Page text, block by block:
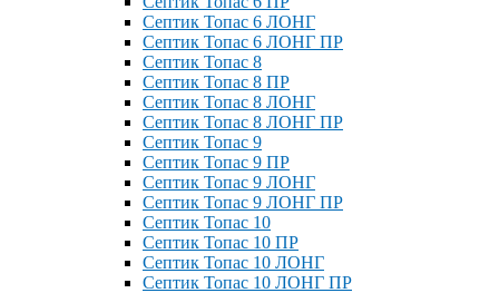
Септик Топас 6 ЛОНГ
Септик Топас 6 ЛОНГ ПР
Септик Топас 8
Септик Топас 8 ПР
Септик Топас 8 ЛОНГ
Септик Топас 8 ЛОНГ ПР
Септик Топас 9
Септик Топас 9 ПР
Септик Топас 9 ЛОНГ
Септик Топас 9 ЛОНГ ПР
Септик Топас 10
Септик Топас 10 ПР
Септик Топас 10 ЛОНГ
Септик Топас 10 ЛОНГ ПР